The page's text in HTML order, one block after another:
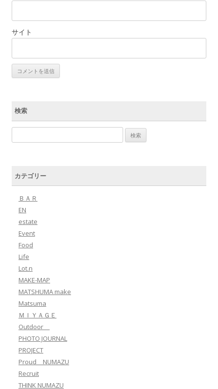
サイト
検索
カテゴリー
ＢＡＲ
EN
estate
Event
Food
Life
Lot.n
MAKE-MAP
MATSHUMA make
Matsuma
ＭＩＹＡＧＥ
Outdoor
PHOTO JOURNAL
PROJECT
Proud NUMAZU
Recruit
THINK NUMAZU